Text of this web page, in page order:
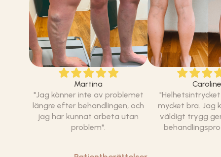
Martina
"Jag känner inte av problemet
längre efter behandlingen, och
jag har kunnat arbeta utan
problem".
Caroline
mycket bra. Jag
väldigt trygg